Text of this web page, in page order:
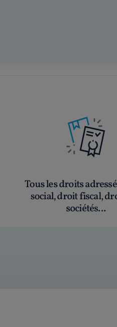
Tous les droits
social, droit fiscal,
sociétés...